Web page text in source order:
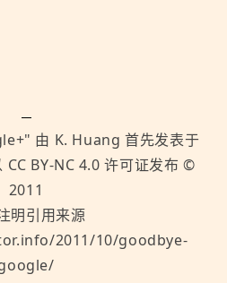
" 由 K. Huang 首先发表于
CC BY-NC 4.0 许可证发布 ©
2011
明引用来源
2011/10/goodbye-